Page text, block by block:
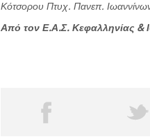
Κότσορου Πτυχ. Πανεπ.
Από τον Ε.Α.Σ. Κεφαλληνίας &